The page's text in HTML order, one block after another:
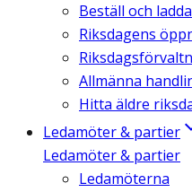
Beställ och
Riksdagens
Allmänna
Hitta äldre
Ledamöter & partier
Ledamöter & partier
Ledamöterna